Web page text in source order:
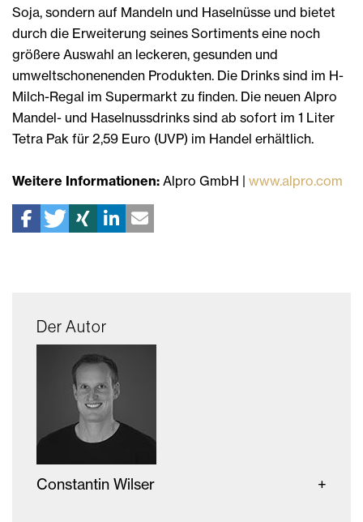
Soja, sondern auf Mandeln und Haselnüsse und bietet
durch die Erweiterung seines Sortiments eine noch
größere Auswahl an leckeren, gesunden und
umweltschonenenden Produkten. Die Drinks sind im H-
Milch-Regal im Supermarkt zu finden. Die neuen Alpro
Mandel- und Haselnussdrinks sind ab sofort im 1 Liter
Tetra Pak für 2,59 Euro (UVP) im Handel erhältlich.
Weitere Informationen: Alpro GmbH | www.alpro.com
Der Autor
Constantin Wilser